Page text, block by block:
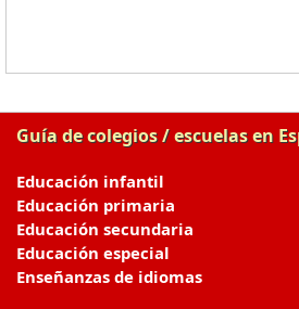
Guía de colegios / escuelas en
Educación infantil
Educación primaria
Educación secundaria
Educación especial
Enseñanzas de idiomas